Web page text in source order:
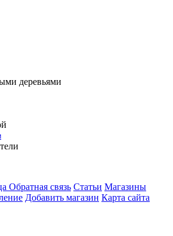
Обратная связь Статьи Магазины
Добавить магазин Карта сайта